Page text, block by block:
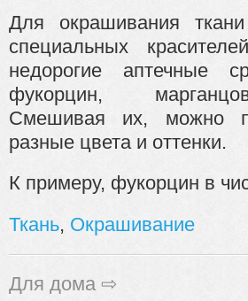
Для окрашивания
специальных
недорогие аптечные
фукорцин,
Смешивая их, можно
разные цвета и оттенки.
К примеру, фукорцин в
Ткань, Окрашивание
Для дома ⇨